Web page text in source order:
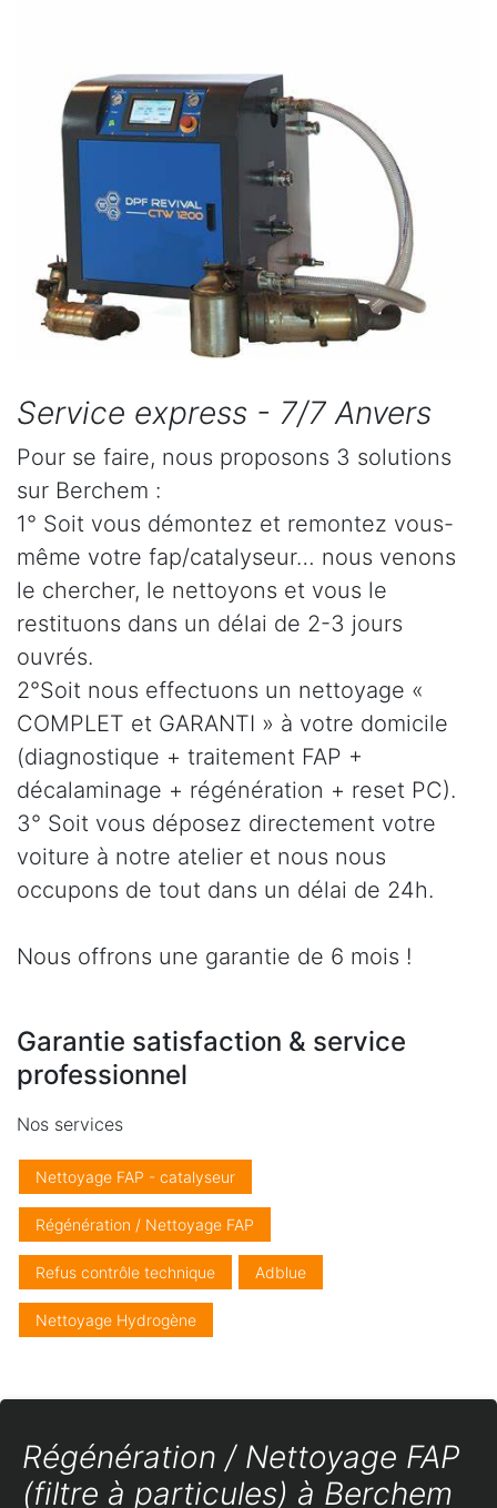
Service express - 7/7 Anvers
Pour se faire, nous proposons 3 solutions
sur Berchem :
1° Soit vous démontez et remontez vous-
même votre fap/catalyseur… nous venons
le chercher, le nettoyons et vous le
restituons dans un délai de 2-3 jours
ouvrés.
2°Soit nous effectuons un nettoyage «
COMPLET et GARANTI » à votre domicile
(diagnostique + traitement FAP +
décalaminage + régénération + reset PC).
3° Soit vous déposez directement votre
voiture à notre atelier et nous nous
occupons de tout dans un délai de 24h.
Nous offrons une garantie de 6 mois !
Garantie satisfaction & service
professionnel
Nos services
Nettoyage FAP - catalyseur
Régénération / Nettoyage FAP
Refus contrôle technique Adblue
Nettoyage Hydrogène
Régénération / Nettoyage FAP
(filtre à particules) à Berchem